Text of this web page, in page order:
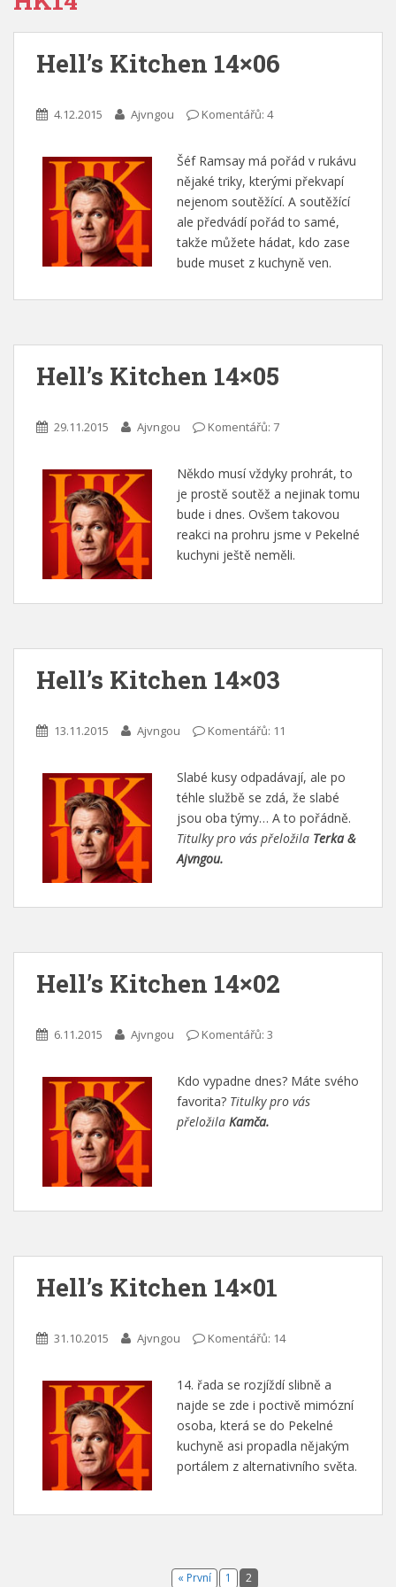
Hell’s Kitchen 14×06
4.12.2015 Ajvngou Komentářů: 4
Šéf Ramsay má pořád v rukávu
nějaké triky, kterými překvapí
nejenom soutěžící. A soutěžící
ale předvádí pořád to samé,
takže můžete hádat, kdo zase
bude muset z kuchyně ven.
Hell’s Kitchen 14×05
29.11.2015 Ajvngou Komentářů: 7
Někdo musí vždyky prohrát, to
je prostě soutěž a nejinak tomu
bude i dnes. Ovšem takovou
reakci na prohru jsme v Pekelné
kuchyni ještě neměli.
Hell’s Kitchen 14×03
13.11.2015 Ajvngou Komentářů: 11
Slabé kusy odpadávají, ale po
téhle službě se zdá, že slabé
jsou oba týmy… A to pořádně.
Titulky pro vás přeložila Terka &
Ajvngou.
Hell’s Kitchen 14×02
6.11.2015 Ajvngou Komentářů: 3
Kdo vypadne dnes? Máte svého
favorita? Titulky pro vás
přeložila Kamča.
Hell’s Kitchen 14×01
31.10.2015 Ajvngou Komentářů: 14
14. řada se rozjíždí slibně a
najde se zde i poctivě mimózní
osoba, která se do Pekelné
kuchyně asi propadla nějakým
portálem z alternativního světa.
« První 1 2